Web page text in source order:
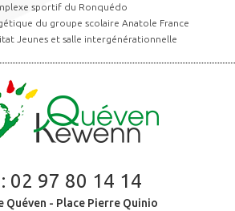
sportif du Ronquédo
du groupe scolaire Anatole France
Jeunes et salle intergénérationnelle
02 97 80 14 14
Quéven - Place Pierre Quinio